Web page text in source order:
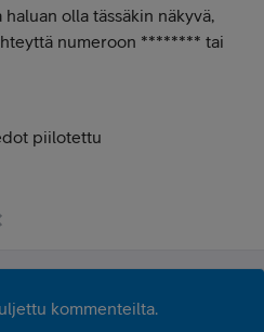
olla tässäkin näkyvä,
numeroon ******** tai
piilotettu
kommenteilta.